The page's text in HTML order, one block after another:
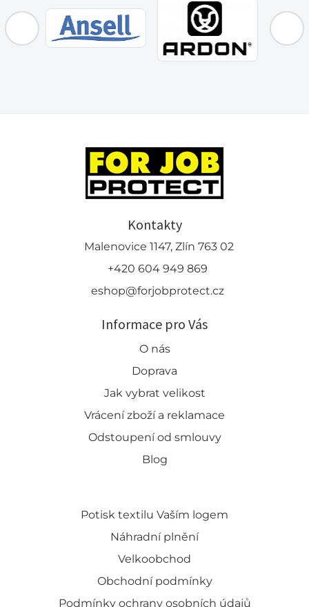
Kontakty
Malenovice 1147, Zlín 763 02
+420 604 949 869
eshop@forjobprotect.cz
Informace pro Vás
O nás
Doprava
Jak vybrat velikost
Vrácení zboží a reklamace
Odstoupení od smlouvy
Blog
Potisk textilu Vaším logem
Náhradní plnění
Velkoobchod
Obchodní podmínky
Podmínky ochrany osobních údajů